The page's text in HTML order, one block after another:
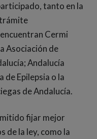
tanto en la
Cermi
Asociación de
Andalucía
de Epilepsia o la
de Andalucía.
fijar mejor
de la ley, como la